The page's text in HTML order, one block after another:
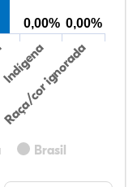
Brasil
Indígena
Raça/cor ignorada
0,00% 0,00%